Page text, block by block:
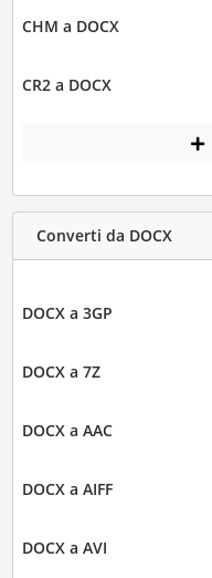
CHM a DOCX
CR2 a DOCX
Converti da DOCX
DOCX a 3GP
DOCX a 7Z
DOCX a AAC
DOCX a AIFF
DOCX a AVI